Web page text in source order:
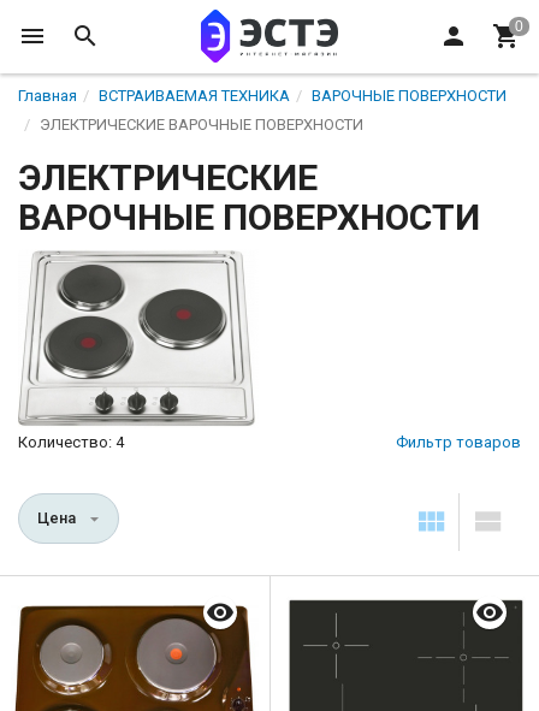
Главная ВСТРАИВАЕМАЯ ТЕХНИКА
ВАРОЧНЫЕ ПОВЕРХНОСТИ
ЭЛЕКТРИЧЕСКИЕ ВАРОЧНЫЕ ПОВЕРХНОСТИ
ЭЛЕКТРИЧЕСКИЕ
ВАРОЧНЫЕ ПОВЕРХНОСТИ
Количество: 4 Фильтр товаров
Цена